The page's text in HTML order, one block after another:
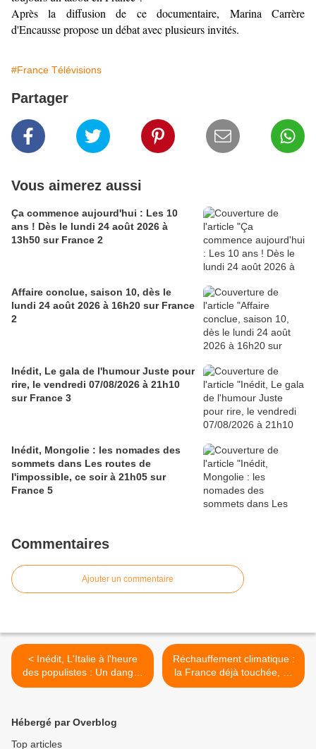
Après la diffusion de ce documentaire, Marina Carrère
d'Encausse propose un débat avec plusieurs invités.
#France Télévisions
Partager
Vous aimerez aussi
Ça commence aujourd'hui : Les 10
ans ! Dès le lundi 24 août 2026 à
13h50 sur France 2
Affaire conclue, saison 10, dès le
lundi 24 août 2026 à 16h20 sur France
2
Inédit, Le gala de l'humour Juste pour
rire, le vendredi 07/08/2026 à 21h10
sur France 3
Inédit, Mongolie : les nomades des
sommets dans Les routes de
l'impossible, ce soir à 21h05 sur
France 5
Commentaires
Ajouter un commentaire
< Inédit, L'Italie à l'heure
des populistes : Un danger
pour l’Europe ? Ce soir à
Réchauffement climatique :
la France déjà touchée, ce
soir à 23h10 sur France 3
Hébergé par Overblog
Top articles